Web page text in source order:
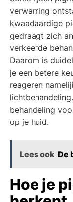
verwarring
kwaadaardige
gedraagt zich
verkeerde
Daarom is
je een betere
reageren
behandeling
op je huid.
Lees ook De
Hoe je